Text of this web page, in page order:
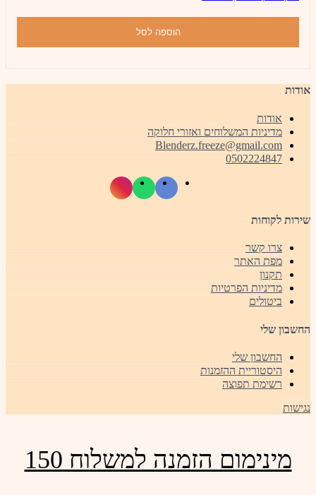
הוספה לסל
אודות
אודות
מדיניות המשלוחים ואזורי חלוקה
Blenderz.freeze@gmail.com
0502224847
שירות לקוחות
צרו קשר
מפת האתר
תקנון
מדיניות הפרטיות
ביטולים
החשבון שלי
החשבון שלי
היסטוריית ההזמנות
רשימת תפוצה
נגישות
מינימום הזמנה למשלוח 150